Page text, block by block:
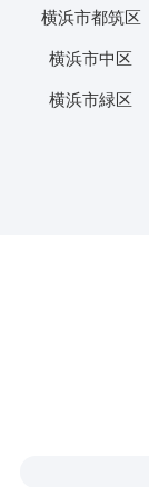
横浜市都筑区
横浜市中区
横浜市緑区